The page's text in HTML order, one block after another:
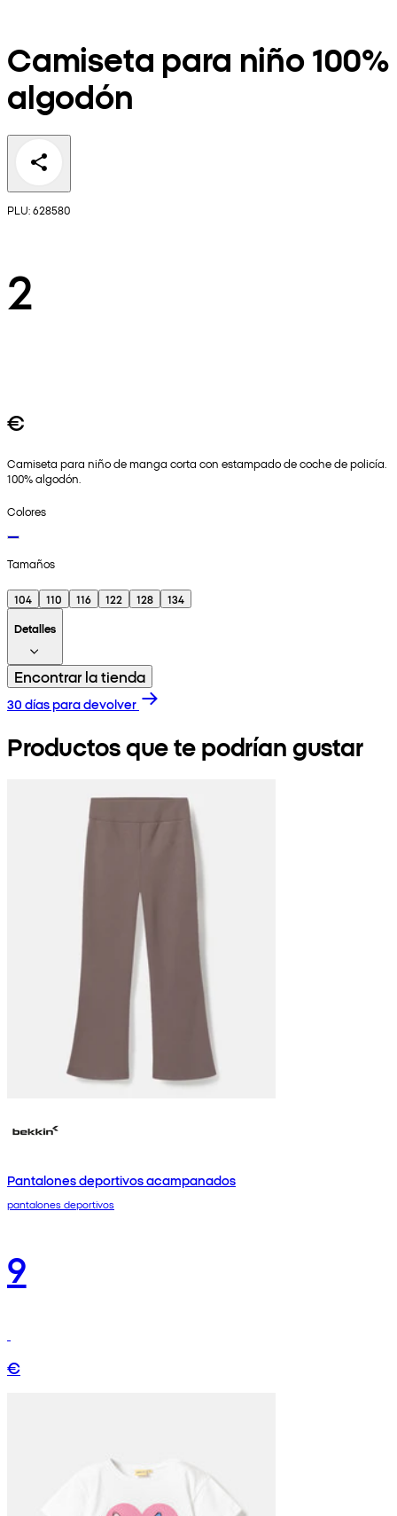
Camiseta para niño 100%
algodón
PLU: 628580
2
€
Camiseta para niño de manga corta con estampado de coche de policía.
100% algodón.
Colores
Tamaños
104 110 116 122 128
134
Detalles
Encontrar la tienda
30 días para devolver
Productos que te podrían gustar
Pantalones deportivos acampanados
pantalones deportivos
9
€